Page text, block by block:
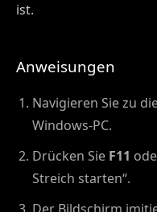
ist.
Anweisungen
Navigieren Sie zu
Windows-PC.
Drücken Sie F11
Streich starten“.